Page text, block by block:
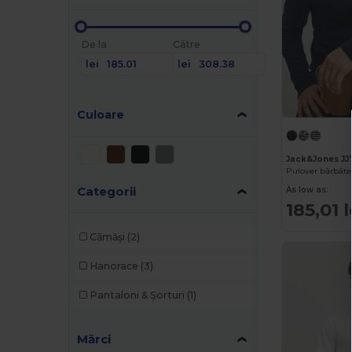
De la
lei
Către
lei
Culoare
Categorii
Cămăși (2)
Hanorace (3)
Pantaloni & Șorturi (1)
Mărci
Jack&Jones
Pulover
As low as:
185,01